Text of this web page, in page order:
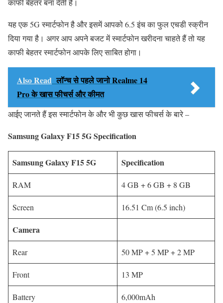
काफी बेहतर बना देती है।
यह एक 5G स्मार्टफोन है और इसमें आपको 6.5 इंच का फुल एचडी स्क्रीन
दिया गया है। अगर आप अपने बजट में स्मार्टफोन खरीदना चाहते हैं तो यह
काफी बेहतर स्मार्टफोन आपके लिए साबित होगा।
Also Read लॉन्च से पहले जानो Realme 14
Pro के खास फीचर्स और कीमत
आईए जानते हैं इस स्मार्टफोन के और भी कुछ खास फीचर्स के बारे –
Samsung Galaxy F15 5G Specification
Samsung Galaxy F15 5G Specification
RAM 4 GB + 6 GB + 8 GB
Screen 16.51 Cm (6.5 inch)
Camera
Rear 50 MP + 5 MP + 2 MP
Front 13 MP
Battery 6,000mAh